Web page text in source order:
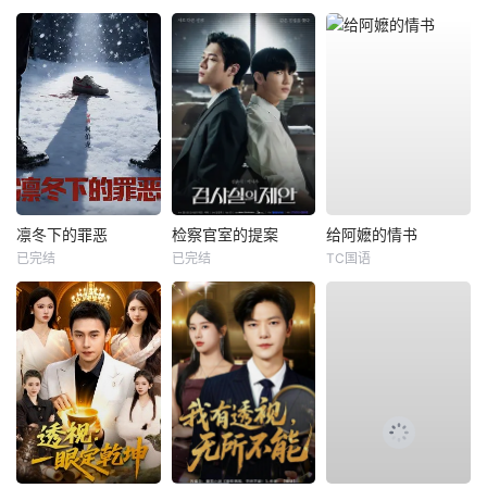
凛冬下的罪恶
已完结
检察官室的提案
已完结
给阿嬷的情书
TC国语